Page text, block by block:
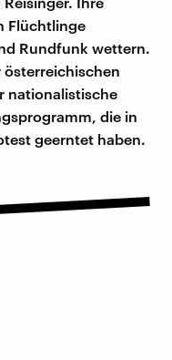
Flüchtlinge
Rundfunk wettern.
nationalistische
die in
geerntet haben.